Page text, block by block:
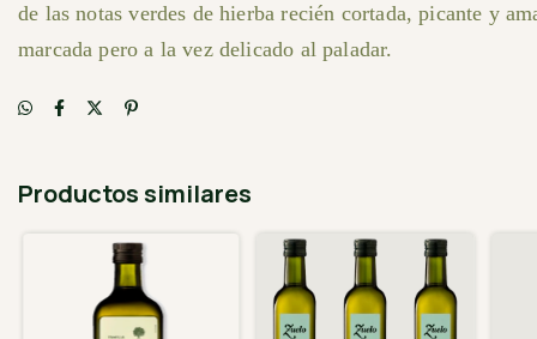
de las notas verdes de hierba recién cortada, picante y
marcada pero a la vez delicado al paladar.
Productos similares